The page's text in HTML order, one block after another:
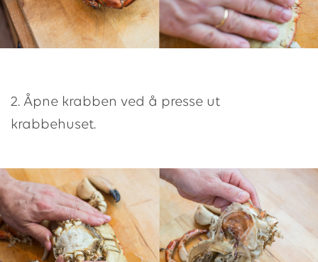
2. Åpne krabben ved å presse ut
krabbehuset.